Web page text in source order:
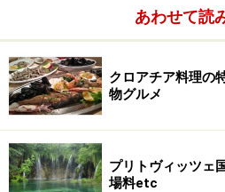
あわせて読
クロアチア料理の
物グルメ
プリトヴィッツェ
場料etc